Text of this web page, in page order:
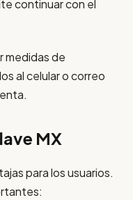
continuar con el
medidas de
al celular o correo
MX
para los usuarios.